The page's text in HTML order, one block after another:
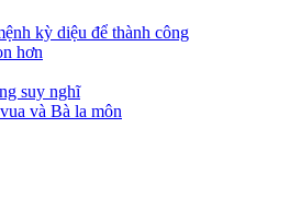
kỳ diệu để thành công
hơn
suy nghĩ
và Bà la môn